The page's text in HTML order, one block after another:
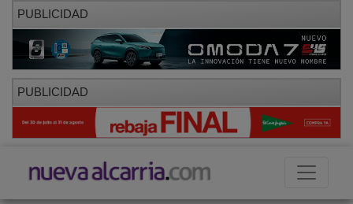
PUBLICIDAD
PUBLICIDAD